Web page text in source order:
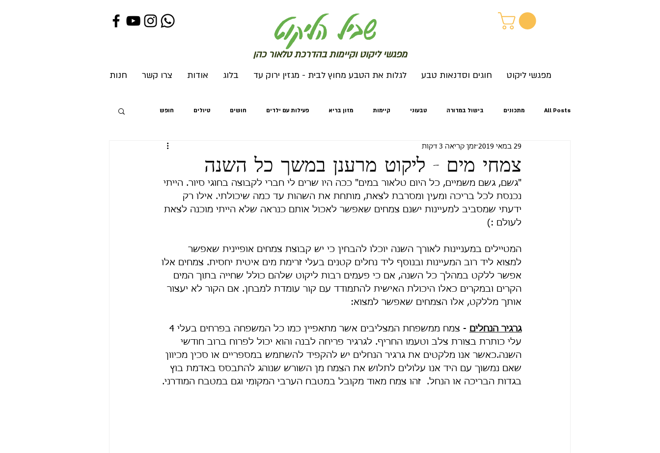
שביל הליקוט
מפגשי ליקוט וקיימות בהדרכת טלאור כהן
מפגשי ליקוט חוגים וסדנאות טבע לגלות את הטבע מחוץ לבית - מגזין ירוק עד בלוג אודות צרו קשר חנות
All Posts מתכונים בישול במדורה טבעוני קיימות מזון בריא פעילות עם ילדים חושים טיולים חופש
אביב סתיו זיהוי צמחים
לגלות את הטבע מחוץ לבית
צמחי מים - ליקוט מרענן במשך כל השנה
29 במאי 2019 זמן קריאה 3 דקות
"גשם, גשם משמיים, כל היום טלאור במים" ככה היו שרים לי חברי לקבוצה בחוגי סיור. הייתי
נכנסת לכל בריכה ומעין ומסרבת לצאת, מותחת את השהות עד כמה שיכולתי. אילו רק
ידעתי שמסביב למעיינות ישנם צמחים שאפשר לאכול אותם כנראה שלא הייתי מוכנה לצאת
לעולם :)
המטיילים במעניינות לאורך השנה יוכלו להבחין כי יש קבוצת צמחים אופיינית שאפשר
למצוא ליד רוב המעיינות ובנוסף ליד נחלים קטנים בעלי זרימת מים איטית יחסית. צמחים אלו
אפשר ללקט במהלך כל השנה, אם כי פעמים רבות ליקוט שלהם כולל שחייה בתוך המים
הקרים ובמקרים כאלו היכולת האישית להתמודד עם קור עומדת למבחן. אם הקור לא יעצור
אותך מללקט, אלו הצמחים שאפשר למצוא:
גרגיר הנחלים
עלי כותרת בצורת צלב וטעמו החריף. לגרגיר פריחה לבנה והוא יכול לפרוח ברוב חודשי
השנה.כאשר אנו מלקטים את גרגיר הנחלים יש להקפיד להשתמש במספריים או סכין מכיוון
שאם נמשוך עם היד אנו עלולים לתלוש את הצמח מן השורש שנוהג להתבסס באדמת בוץ
בגדות הבריכה או הנחל.  זהו צמח מאוד מקובל במטבח הערבי המקומי וגם במטבח המודרני.